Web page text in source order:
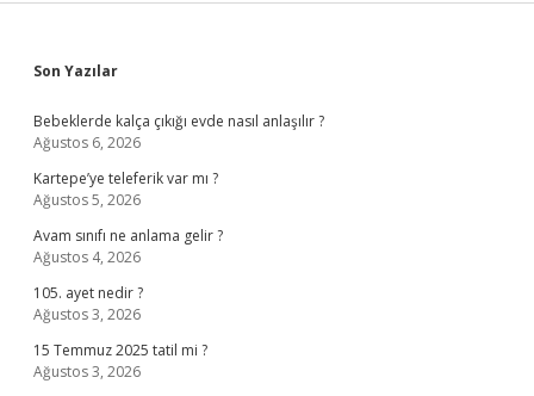
Sidebar
Son Yazılar
Bebeklerde kalça çıkığı evde nasıl anlaşılır ?
Ağustos 6, 2026
Kartepe’ye teleferik var mı ?
Ağustos 5, 2026
Avam sınıfı ne anlama gelir ?
Ağustos 4, 2026
105. ayet nedir ?
Ağustos 3, 2026
15 Temmuz 2025 tatil mi ?
Ağustos 3, 2026